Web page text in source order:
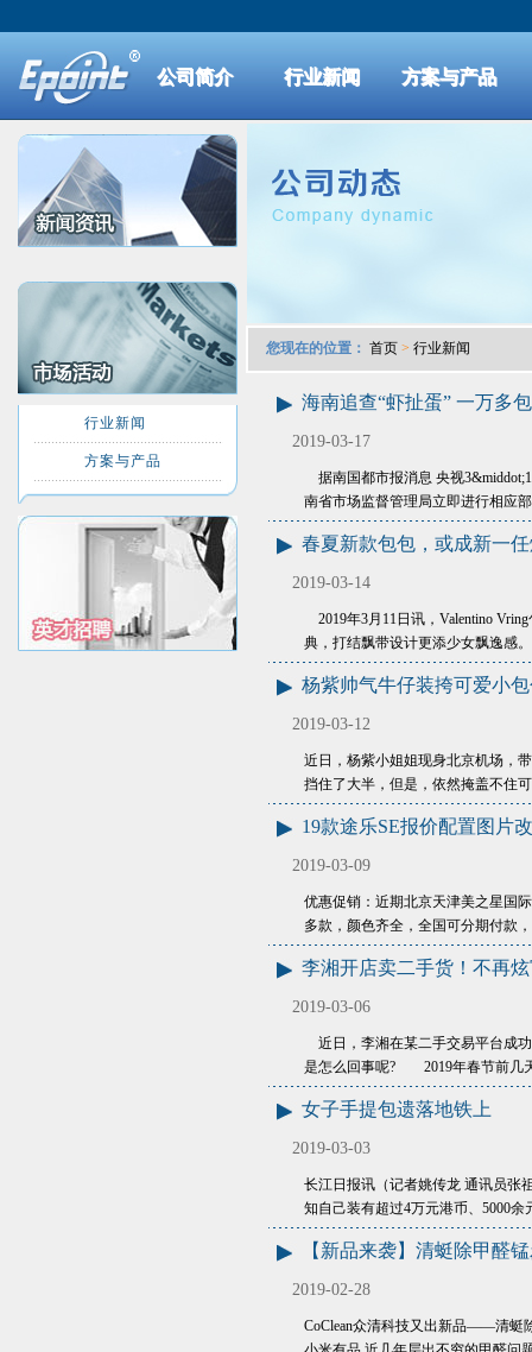
公司简介 行业新闻 方案与产品
行业新闻
方案与产品
您现在的位置： 首页 > 行业新闻
海南追查“虾扯蛋” 一万多
2019-03-17
据南国都市报消息 央视
南省市场监督管理局立即进行相应部
春夏新款包包，或成新一
2019-03-14
2019年3月11日讯，Valentino
典，打结飘带设计更添少女飘逸感
杨紫帅气牛仔装挎可爱小
2019-03-12
近日，杨紫小姐姐现身北京机场，
挡住了大半，但是，依然掩盖不住
19款途乐SE报价配置图片
2019-03-09
优惠促销：近期北京天津美之星国
多款，颜色齐全，全国可分期付款
李湘开店卖二手货！不再
2019-03-06
近日，李湘在某二手交易平台成
是怎么回事呢? 2019年春节前几
女子手提包遗落地铁上
2019-03-03
长江日报讯（记者姚传龙 通讯员张
知自己装有超过4万元港币、5000余
【新品来袭】清蜓除甲醛
2019-02-28
CoClean众清科技又出新品——清蜓